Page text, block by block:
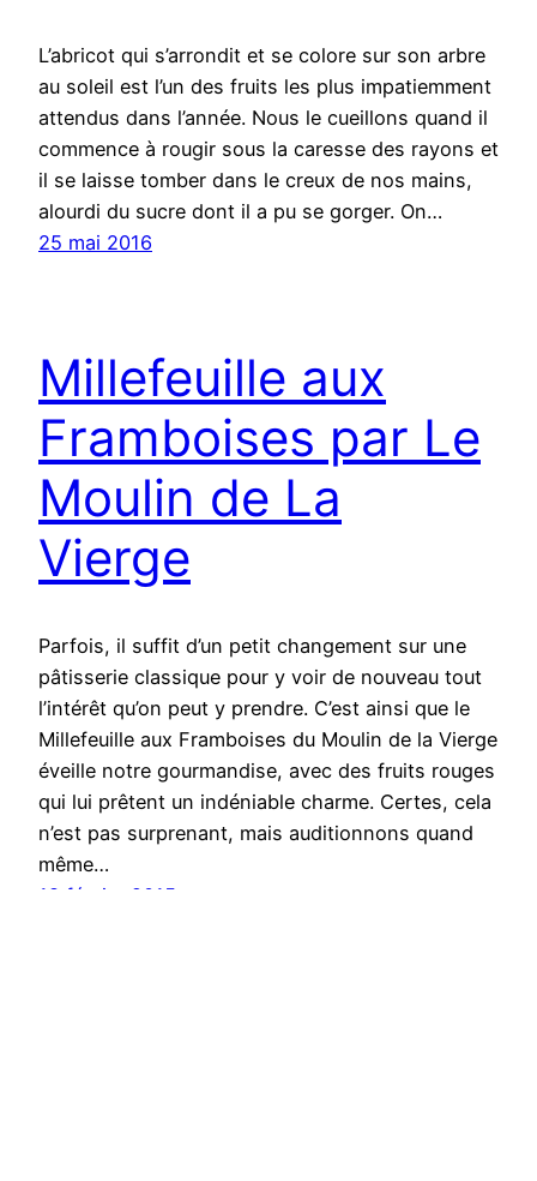
L’abricot qui s’arrondit et se colore sur son arbre
au soleil est l’un des fruits les plus impatiemment
attendus dans l’année. Nous le cueillons quand il
commence à rougir sous la caresse des rayons et
il se laisse tomber dans le creux de nos mains,
alourdi du sucre dont il a pu se gorger. On…
25 mai 2016
Millefeuille aux
Framboises par Le
Moulin de La
Vierge
Parfois, il suffit d’un petit changement sur une
pâtisserie classique pour y voir de nouveau tout
l’intérêt qu’on peut y prendre. C’est ainsi que le
Millefeuille aux Framboises du Moulin de la Vierge
éveille notre gourmandise, avec des fruits rouges
qui lui prêtent un indéniable charme. Certes, cela
n’est pas surprenant, mais auditionnons quand
même…
18 février 2015